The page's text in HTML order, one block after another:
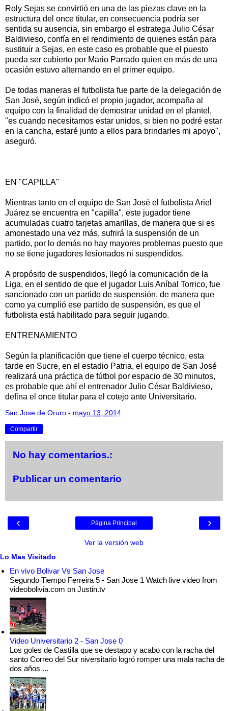
Roly Sejas se convirtió en una de las piezas clave en la
estructura del once titular, en consecuencia podría ser
sentida su ausencia, sin embargo el estratega Julio César
Baldivieso, confía en el rendimiento de quienes están para
sustituir a Sejas, en este caso es probable que el puesto
pueda ser cubierto por Mario Parrado quien en más de una
ocasión estuvo alternando en el primer equipo.
De todas maneras el futbolista fue parte de la delegación de
San José, según indicó el propio jugador, acompaña al
equipo con la finalidad de demostrar unidad en el plantel,
"es cuando necesitamos estar unidos, si bien no podré estar
en la cancha, estaré junto a ellos para brindarles mi apoyo",
aseguró.
EN "CAPILLA"
Mientras tanto en el equipo de San José el futbolista Ariel
Juárez se encuentra en "capilla", este jugador tiene
acumuladas cuatro tarjetas amarillas, de manera que si es
amonestado una vez más, sufrirá la suspensión de un
partido, por lo demás no hay mayores problemas puesto que
no se tiene jugadores lesionados ni suspendidos.
A propósito de suspendidos, llegó la comunicación de la
Liga, en el sentido de que el jugador Luis Aníbal Torrico, fue
sancionado con un partido de suspensión, de manera que
como ya cumplió ese partido de suspensión, es que el
futbolista está habilitado para seguir jugando.
ENTRENAMIENTO
Según la planificación que tiene el cuerpo técnico, esta
tarde en Sucre, en el estadio Patria, el equipo de San José
realizará una práctica de fútbol por espacio de 30 minutos,
es probable que ahí el entrenador Julio César Baldivieso,
defina el once titular para el cotejo ante Universitario.
San Jose de Oruro - mayo 13, 2014
Compartir
No hay comentarios.:
Publicar un comentario
‹ ›
Página Principal
Ver la versión web
Lo Mas Visitado
En vivo Bolivar Vs San Jose
Segundo Tiempo Ferreira 5 - San Jose 1 Watch live video from
videobolivia.com on Justin.tv
Video Universitario 2 - San Jose 0
Los goles de Castilla que se destapo y acabo con la racha del
santo Correo del Sur niversitario logró romper una mala racha de
dos años ...